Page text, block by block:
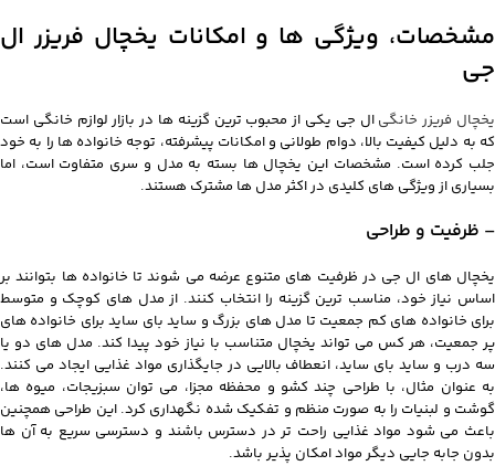
مشخصات، ویژگی‌ ها و امکانات یخچال فریزر ال
جی
یخچال فریزر خانگی ال جی یکی از محبوب‌ ترین گزینه‌ ها در بازار لوازم خانگی است
که به دلیل کیفیت بالا، دوام طولانی و امکانات پیشرفته، توجه خانواده‌ ها را به خود
جلب کرده است. مشخصات این یخچال‌ ها بسته به مدل و سری متفاوت است، اما
بسیاری از ویژگی‌ های کلیدی در اکثر مدل‌ ها مشترک هستند.
– ظرفیت و طراحی
یخچال های ال جی در ظرفیت های متنوع عرضه می شوند تا خانواده ها بتوانند بر
اساس نیاز خود، مناسب ترین گزینه را انتخاب کنند. از مدل های کوچک و متوسط
برای خانواده های کم جمعیت تا مدل های بزرگ و ساید بای ساید برای خانواده های
پر جمعیت، هر کس می تواند یخچال متناسب با نیاز خود پیدا کند. مدل های دو یا
سه درب و ساید بای ساید، انعطاف بالایی در جایگذاری مواد غذایی ایجاد می کنند.
به عنوان مثال، با طراحی چند کشو و محفظه مجزا، می توان سبزیجات، میوه ها،
گوشت و لبنیات را به صورت منظم و تفکیک شده نگهداری کرد. این طراحی همچنین
باعث می شود مواد غذایی راحت تر در دسترس باشند و دسترسی سریع به آن ها
بدون جابه جایی دیگر مواد امکان پذیر باشد.